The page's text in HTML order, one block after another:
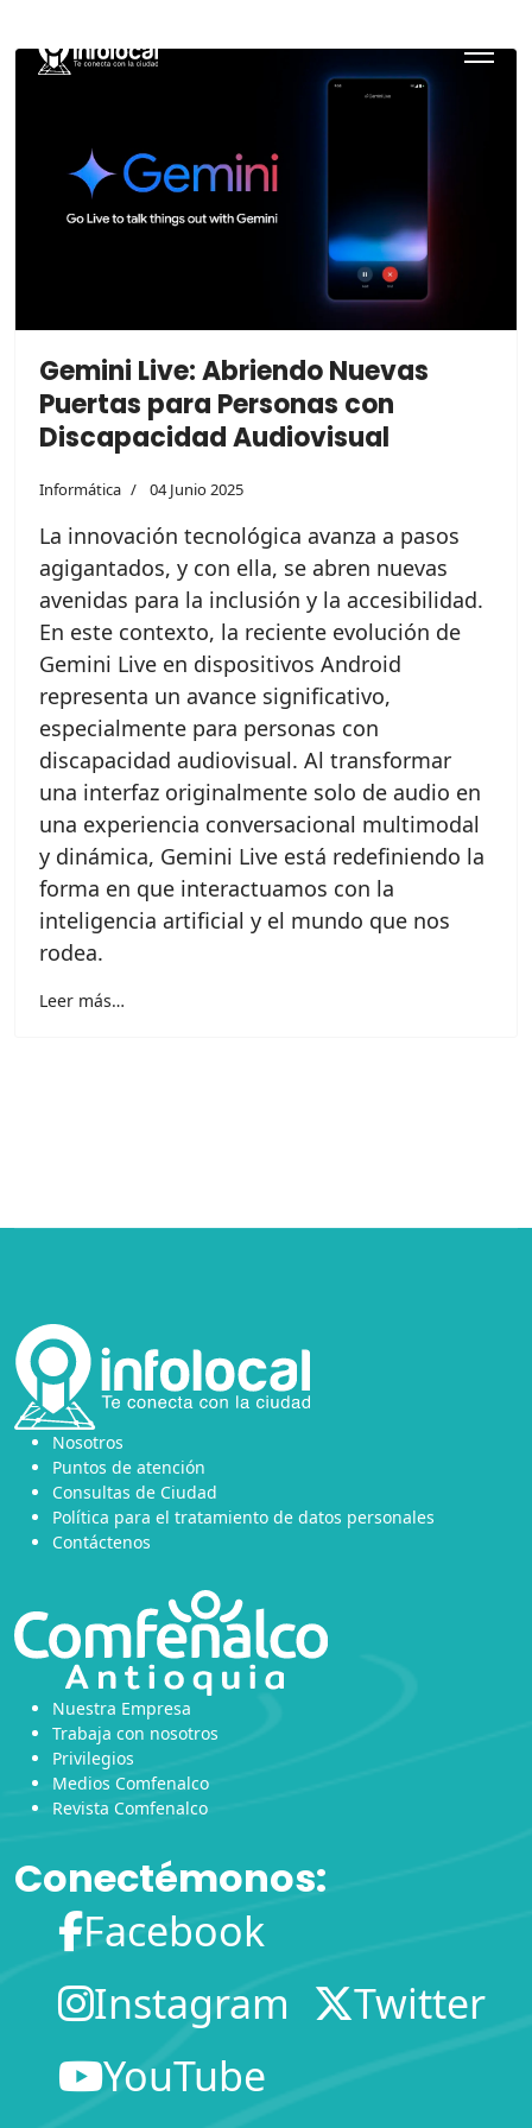
Gemini Live: Abriendo Nuevas
Puertas para Personas con
Discapacidad Audiovisual
Informática 04 Junio 2025
La innovación tecnológica avanza a pasos
agigantados, y con ella, se abren nuevas
avenidas para la inclusión y la accesibilidad.
En este contexto, la reciente evolución de
Gemini Live en dispositivos Android
representa un avance significativo,
especialmente para personas con
discapacidad audiovisual. Al transformar
una interfaz originalmente solo de audio en
una experiencia conversacional multimodal
y dinámica, Gemini Live está redefiniendo la
forma en que interactuamos con la
inteligencia artificial y el mundo que nos
rodea.
Leer más…
Nosotros
Puntos de atención
Consultas de Ciudad
Política para el tratamiento de datos personales
Contáctenos
Nuestra Empresa
Trabaja con nosotros
Privilegios
Medios Comfenalco
Revista Comfenalco
Conectémonos:
Facebook
Instagram
Twitter
YouTube